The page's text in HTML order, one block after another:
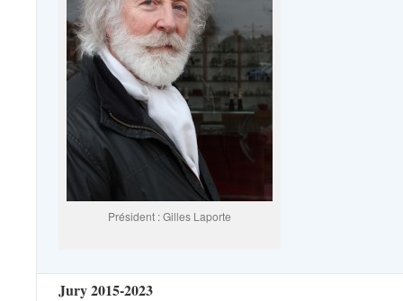
Président : Gilles Laporte
Jury 2015-2023